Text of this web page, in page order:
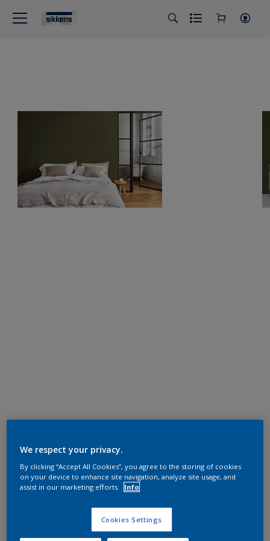
We respect your privacy.
By clicking “Accept All Cookies”, you agree to the storing of cookies
on your device to enhance site navigation, analyze site usage, and
assist in our marketing efforts.
Info
Cookies Settings